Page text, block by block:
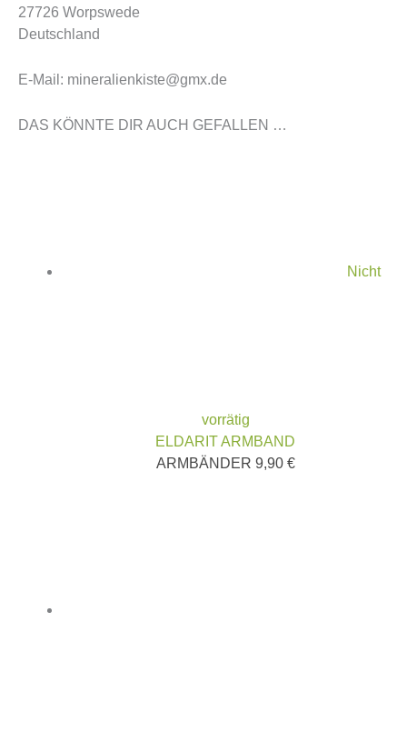
27726 Worpswede
Deutschland
E-Mail: mineralienkiste@gmx.de
DAS KÖNNTE DIR AUCH GEFALLEN …
Nicht
vorrätig
ELDARIT ARMBAND
ARMBÄNDER 9,90 €